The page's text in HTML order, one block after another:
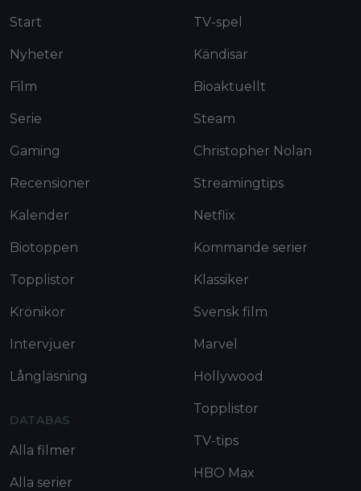
Start
Nyheter
Film
Serie
Gaming
Recensioner
Kalender
Biotoppen
Topplistor
Krönikor
Intervjuer
Långläsning
DATABAS
Alla filmer
Alla serier
TV-spel
Kändisar
Bioaktuellt
Steam
Christopher Nolan
Streamingtips
Netflix
Kommande serier
Klassiker
Svensk film
Marvel
Hollywood
Topplistor
TV-tips
HBO Max